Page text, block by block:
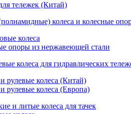
тележек (Китай)
колеса и колесные
колеса
опоры из нержавеющей стали
колеса для гидравлических
рулевые колеса (Китай)
рулевые колеса (Европа)
и литые колеса для тачек